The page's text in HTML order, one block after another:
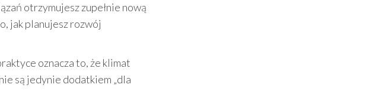
otrzymujesz zupełnie nową
jak planujesz rozwój
oznacza to, że klimat
są jedynie dodatkiem „dla